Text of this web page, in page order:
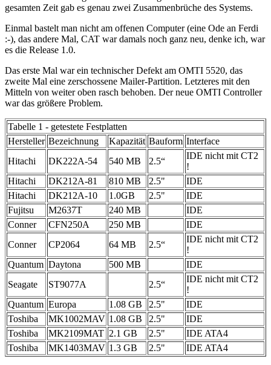
gesamten Zeit gab es genau zwei Zusammenbrüche des Systems.
Einmal bastelt man nicht am offenen Computer (eine Ode an Ferdi
:-), das andere Mal, CAT war damals noch ganz neu, denke ich, war
es die Release 1.0.
Das erste Mal war ein technischer Defekt am OMTI 5520, das
zweite Mal eine zerschossene Mailer-Partition. Letzteres mit den
Mitteln von weiter oben rasch behoben. Der neue OMTI Controller
war das größere Problem.
Tabelle 1 - getestete Festplatten
Hersteller Bezeichnung Kapazität Bauform Interface
Hitachi
DK222A-54 540 MB 2.5“
IDE nicht mit CT2
!
Hitachi
DK212A-81 810 MB 2.5"
IDE
Hitachi
DK212A-10 1.0GB 2.5"
IDE
Fujitsu
M2637T 240 MB
IDE
Conner
CFN250A 250 MB
IDE
Conner
CP2064 64 MB 2.5“
IDE nicht mit CT2
!
Quantum Daytona 500 MB
IDE
Seagate
ST9077A 2.5“
IDE nicht mit CT2
!
Quantum Europa 1.08 GB 2.5"
IDE
Toshiba
MK1002MAV 1.08 GB 2.5"
IDE
Toshiba
MK2109MAT 2.1 GB 2.5"
IDE ATA4
Toshiba
MK1403MAV 1.3 GB 2.5" IDE ATA4